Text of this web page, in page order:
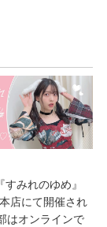
みれのゆめ』
店にて開催され
はオンラインで